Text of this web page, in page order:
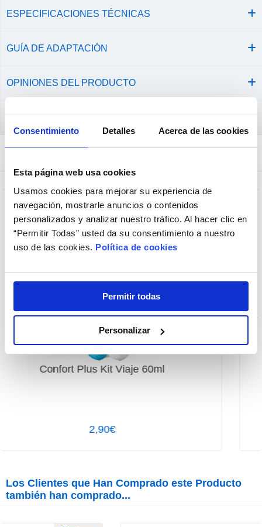
Consentimiento Detalles Acerca de las cookies
Esta página web usa cookies
Usamos cookies para mejorar su experiencia de
navegación, mostrarle anuncios o contenidos
personalizados y analizar nuestro tráfico. Al hacer clic en
“Permitir Todas” usted da su consentimiento a nuestro
uso de las cookies. Política de cookies
Permitir todas
Personalizar
ESPECIFICACIONES TÉCNICAS
GUÍA DE ADAPTACIÓN
OPINIONES DEL PRODUCTO
CONSEJOS Y CUIDADOS
BioNatural 360ml + Kit Viaje 60ml
+ Opciones »
Los Clientes que Han Comprado este Producto
también han comprado...